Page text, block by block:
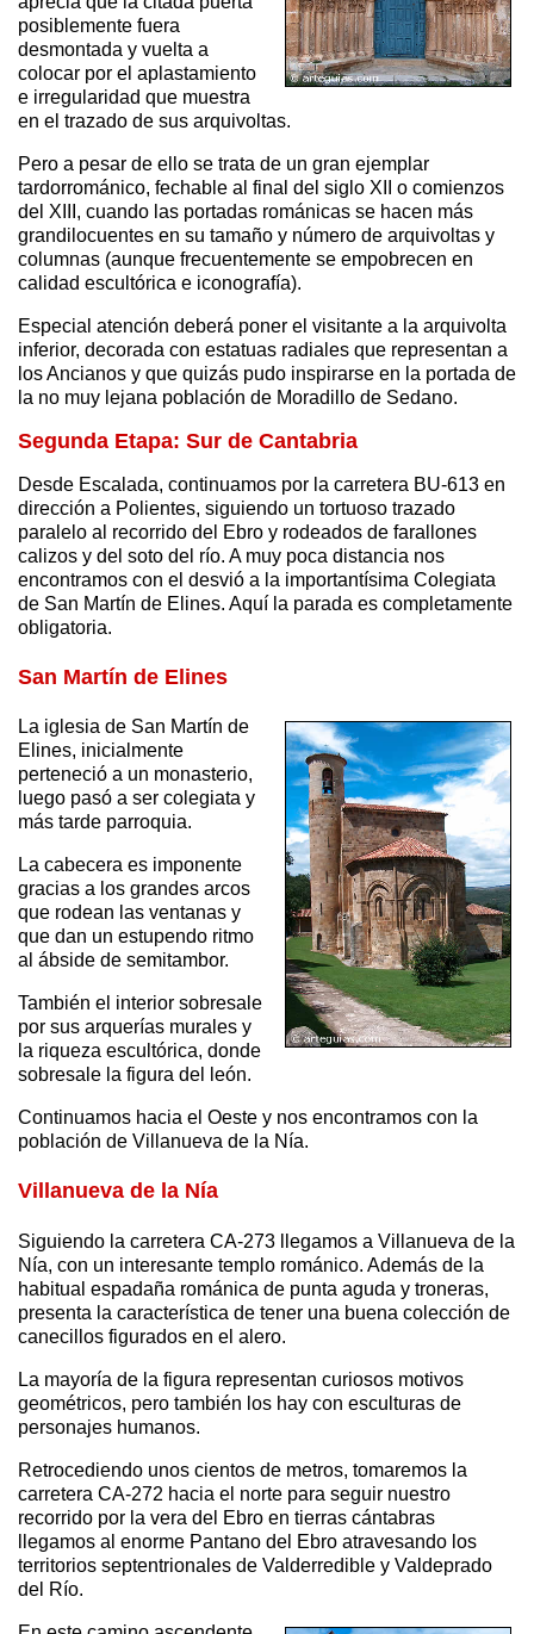
posiblemente fuera
desmontada y vuelta a
colocar por el aplastamiento
e irregularidad que muestra
en el trazado de sus arquivoltas.
Pero a pesar de ello se trata de un gran ejemplar
tardorrománico, fechable al final del siglo XII o comienzos
del XIII, cuando las portadas románicas se hacen más
grandilocuentes en su tamaño y número de arquivoltas y
columnas (aunque frecuentemente se empobrecen en
calidad escultórica e iconografía).
Especial atención deberá poner el visitante a la arquivolta
inferior, decorada con estatuas radiales que representan a
los Ancianos y que quizás pudo inspirarse en la portada de
la no muy lejana población de Moradillo de Sedano.
Segunda Etapa: Sur de Cantabria
Desde Escalada, continuamos por la carretera BU-613 en
dirección a Polientes, siguiendo un tortuoso trazado
paralelo al recorrido del Ebro y rodeados de farallones
calizos y del soto del río. A muy poca distancia nos
encontramos con el desvió a la importantísima Colegiata
de San Martín de Elines. Aquí la parada es completamente
obligatoria.
San Martín de Elines
La iglesia de San Martín de
Elines, inicialmente
perteneció a un monasterio,
luego pasó a ser colegiata y
más tarde parroquia.
La cabecera es imponente
gracias a los grandes arcos
que rodean las ventanas y
que dan un estupendo ritmo
al ábside de semitambor.
También el interior sobresale
por sus arquerías murales y
la riqueza escultórica, donde
sobresale la figura del león.
Continuamos hacia el Oeste y nos encontramos con la
población de Villanueva de la Nía.
Villanueva de la Nía
Siguiendo la carretera CA-273 llegamos a Villanueva de la
Nía, con un interesante templo románico. Además de la
habitual espadaña románica de punta aguda y troneras,
presenta la característica de tener una buena colección de
canecillos figurados en el alero.
La mayoría de la figura representan curiosos motivos
geométricos, pero también los hay con esculturas de
personajes humanos.
Retrocediendo unos cientos de metros, tomaremos la
carretera CA-272 hacia el norte para seguir nuestro
recorrido por la vera del Ebro en tierras cántabras
llegamos al enorme Pantano del Ebro atravesando los
territorios septentrionales de Valderredible y Valdeprado
del Río.